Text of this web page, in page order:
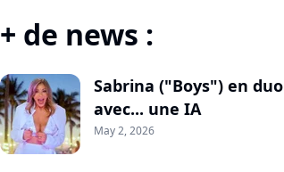
+ de news :
Sabrina ("Boys") en duo
avec... une IA
May 2, 2026